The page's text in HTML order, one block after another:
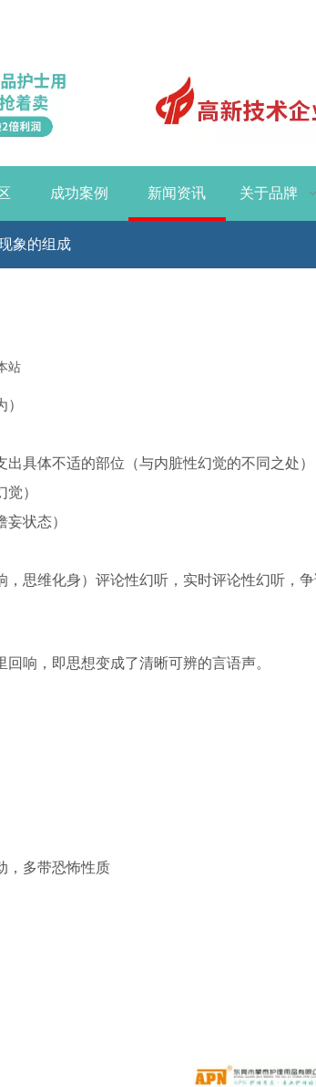
成功案例 新闻资讯 关于品牌
象的组成
站
具体不适的部位（与内脏性幻觉的不同之处）
）
状态）
思维化身）评论性幻听，实时评论性幻听，
响，即思想变成了清晰可辨的言语声。
，多带恐怖性质